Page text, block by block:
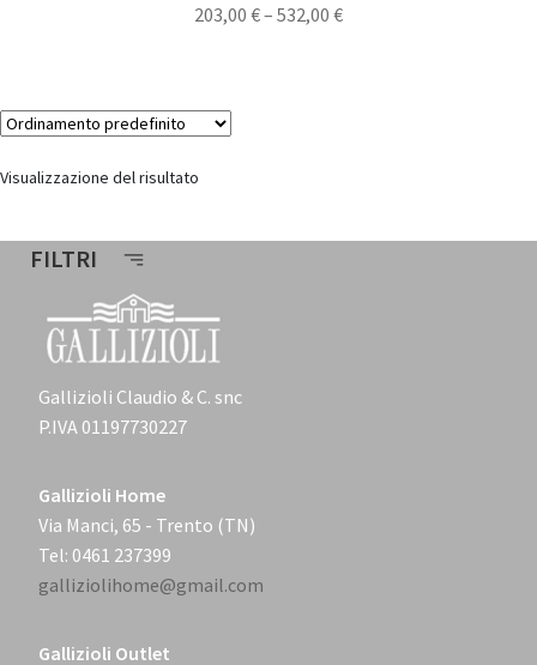
203,00 €– 532,00 €
Visualizzazione del risultato
FILTRI
Gallizioli Claudio & C. snc
P.IVA 01197730227
Gallizioli Home
Via Manci, 65 - Trento (TN)
Tel: 0461 237399
galliziolihome@gmail.com
Gallizioli Outlet